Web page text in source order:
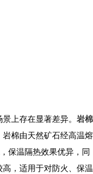
上存在显著差异。 岩棉
棉由天然矿石经高温熔
保温隔热效果优异，同
，适用于对防火、保温